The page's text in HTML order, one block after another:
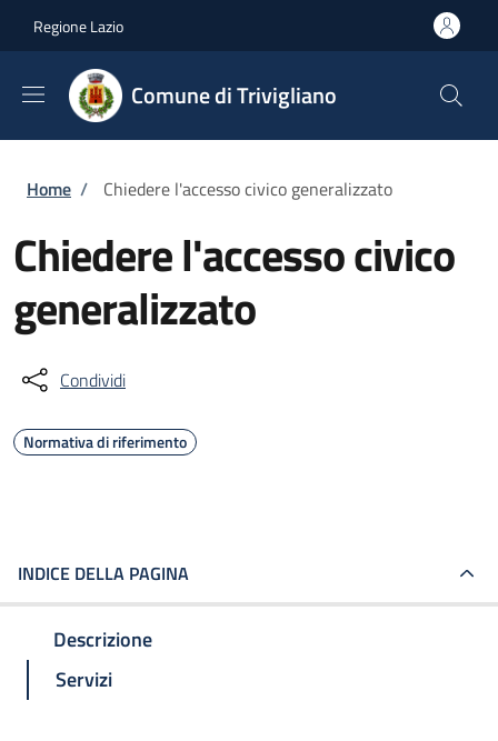
Regione Lazio
Comune di Trivigliano
Briciole di pane
Home / Chiedere l'accesso civico generalizzato
Chiedere l'accesso civico
generalizzato
Condividi
Normativa di riferimento
INDICE DELLA PAGINA
Descrizione
Servizi